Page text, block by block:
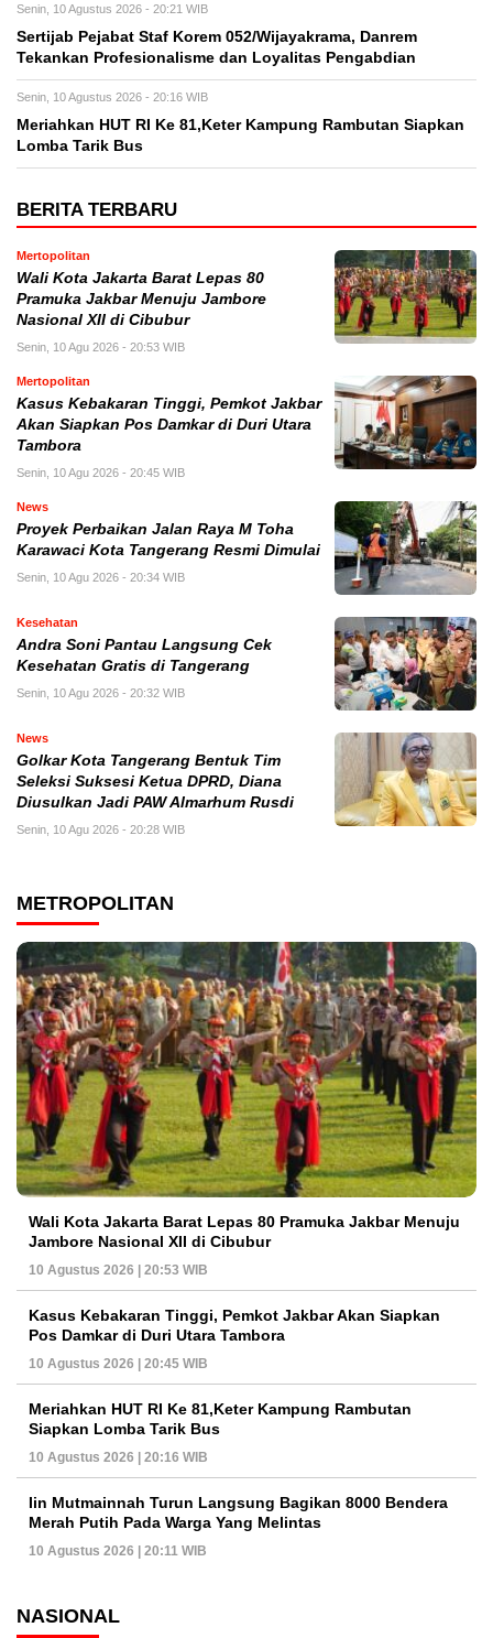
Senin, 10 Agustus 2026 - 20:21 WIB
Sertijab Pejabat Staf Korem 052/Wijayakrama, Danrem
Tekankan Profesionalisme dan Loyalitas Pengabdian
Senin, 10 Agustus 2026 - 20:16 WIB
Meriahkan HUT RI Ke 81,Keter Kampung Rambutan Siapkan
Lomba Tarik Bus
BERITA TERBARU
Mertopolitan
Wali Kota Jakarta Barat Lepas 80
Pramuka Jakbar Menuju Jambore
Nasional XII di Cibubur
Senin, 10 Agu 2026 - 20:53 WIB
Mertopolitan
Kasus Kebakaran Tinggi, Pemkot Jakbar
Akan Siapkan Pos Damkar di Duri Utara
Tambora
Senin, 10 Agu 2026 - 20:45 WIB
News
Proyek Perbaikan Jalan Raya M Toha
Karawaci Kota Tangerang Resmi Dimulai
Senin, 10 Agu 2026 - 20:34 WIB
Kesehatan
Andra Soni Pantau Langsung Cek
Kesehatan Gratis di Tangerang
Senin, 10 Agu 2026 - 20:32 WIB
News
Golkar Kota Tangerang Bentuk Tim
Seleksi Suksesi Ketua DPRD, Diana
Diusulkan Jadi PAW Almarhum Rusdi
Senin, 10 Agu 2026 - 20:28 WIB
METROPOLITAN
Wali Kota Jakarta Barat Lepas 80 Pramuka Jakbar Menuju
Jambore Nasional XII di Cibubur
10 Agustus 2026 | 20:53 WIB
Kasus Kebakaran Tinggi, Pemkot Jakbar Akan Siapkan
Pos Damkar di Duri Utara Tambora
10 Agustus 2026 | 20:45 WIB
Meriahkan HUT RI Ke 81,Keter Kampung Rambutan
Siapkan Lomba Tarik Bus
10 Agustus 2026 | 20:16 WIB
Iin Mutmainnah Turun Langsung Bagikan 8000 Bendera
Merah Putih Pada Warga Yang Melintas
10 Agustus 2026 | 20:11 WIB
NASIONAL